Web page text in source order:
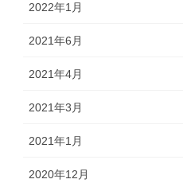
2022年1月
2021年6月
2021年4月
2021年3月
2021年1月
2020年12月